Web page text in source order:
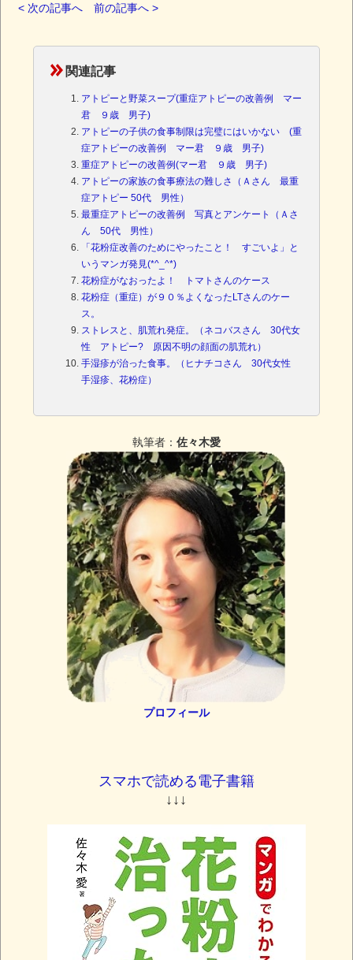
< 次の記事へ 前の記事へ >
関連記事
アトピーと野菜スープ(重症アトピーの改善例 マー
君 ９歳 男子)
アトピーの子供の食事制限は完璧にはいかない (重
症アトピーの改善例 マー君 ９歳 男子)
重症アトピーの改善例(マー君 ９歳 男子)
アトピーの家族の食事療法の難しさ（Ａさん 最重
症アトピー 50代 男性）
最重症アトピーの改善例 写真とアンケート（Ａさ
ん 50代 男性）
「花粉症改善のためにやったこと！ すごいよ」と
いうマンガ発見(*^_^*)
花粉症がなおったよ！ トマトさんのケース
花粉症（重症）が９０％よくなったLTさんのケー
ス。
ストレスと、肌荒れ発症。（ネコバスさん 30代女
性 アトピー? 原因不明の顔面の肌荒れ）
手湿疹が治った食事。（ヒナチコさん 30代女性
手湿疹、花粉症）
執筆者： 佐々木愛
プロフィール
スマホで読める電子書籍
↓↓↓